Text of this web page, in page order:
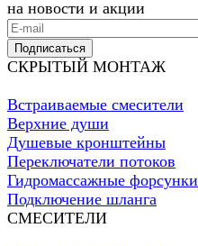
на новости и акции
Подписаться
СКРЫТЫЙ МОНТАЖ
Встраиваемые смесители
Верхние души
Душевые кронштейны
Переключатели потоков
Гидромассажные форсунки
Подключение шланга
СМЕСИТЕЛИ